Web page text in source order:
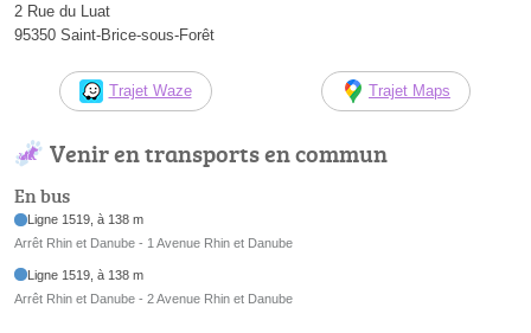
2 Rue du Luat
95350 Saint-Brice-sous-Forêt
Trajet Waze Trajet Maps
Venir en transports en commun
En bus
Ligne 1519, à 138 m
Arrêt Rhin et Danube - 1 Avenue Rhin et Danube
Ligne 1519, à 138 m
Arrêt Rhin et Danube - 2 Avenue Rhin et Danube